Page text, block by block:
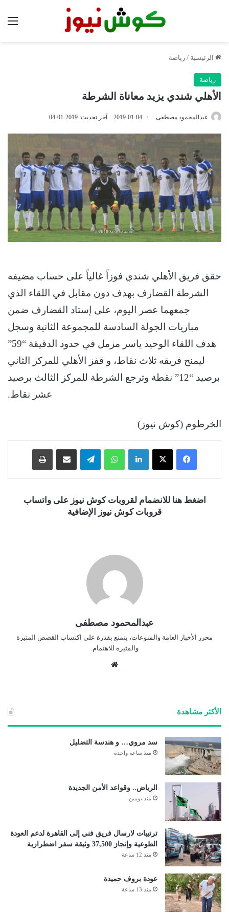
الرئيسية / رياضة
رياضة
الأهلي شندي يزيد معاناة الشرطة
عبدالمحمود مصطفى 2019-01-04 آخر تحديث: 2019-01-04
حقق فريق الأهلي شندي فوزاً غالياً على حساب مضيفه
الشرطة القضارف بهدف دون مقابل في اللقاء الذي
جمعهما عصر اليوم، على إستاد القضارف ضمن
مباريات الجولة السادسة للمجموعة الثانية وسجل
هدف اللقاء الوحيد ياسر مزمل في حدود الدقيقة “59”
ليمنح فريقه ثلاث نقاط، و قفز الأهلي للمركز الثاني
برصيد “12” نقطة وترجع الشرطة للمركز الثالث برصيد
عشر نقاط.
الخرطوم (كوش نيوز)
فيسبوك ‫X لينكدإن واتساب تيلقرام
اضغط هنا للانضمام لقروبات كوش نيوز على واتساب
قروبات كوش نيوز الإضافية
عبدالمحمود مصطفى
محرر الأخبار العامة والمنوعات، يتمتع بقدرة على اكتساب القصص المثيرة
والمثيرة للاهتمام.
الأكثر مشاهدة
سد مروي… و هندسة التضليل
منذ ساعة واحدة
الرياض.. وقواعد الأمن الجديدة
منذ يومين
ترتيبات لارسال فريق فني إلى القاهرة لدعم العودة
الطوعية وإنجاز 37,500 وثيقة سفر اضطرارية
منذ 12 ساعة
عودة بروف حميدة
منذ 13 ساعة